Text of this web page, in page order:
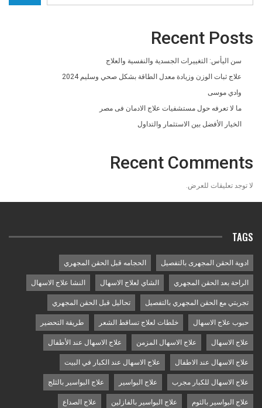
Recent Posts
سن اليأس: التغييرات الجسدية والنفسية والعلاج
علاج ثبات الوزن وزيادة معدل الطاقة بشكل صحي وسليم 2024
وادي موسى
ما لا تعرفه حول مستشفيات علاج الادمان فى مصر
الخيار الأفضل بين الاستثمار والتداول
Recent Comments
لا توجد تعليقات للعرض.
TAGS
ادوية الحقن المجهرى بالتفصيل الحجامه قبل الحقن المجهري
الراحة بعد الحقن المجهري الشاي لعلاج الاسهال النشا علاج الاسهال
تجربتي مع الحقن المجهري بالتفصيل تحاليل قبل الحقن المجهري
حبوب علاج الاسهال خلطات لعلاج تساقط الشعر طريقة التحضير
علاج الاسهال علاج الاسهال المزمن علاج الاسهال عند الأطفال
علاج الاسهال عند الاطفال علاج الاسهال عند الكبار في البيت
علاج الاسهال للكبار مجرب علاج البواسير علاج البواسير بالثلج
علاج البواسير بالثوم علاج البواسير بالفازلين علاج الصداع